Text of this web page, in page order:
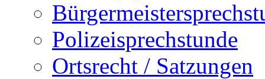
Polizeisprechstunde
Ortsrecht / Satzungen